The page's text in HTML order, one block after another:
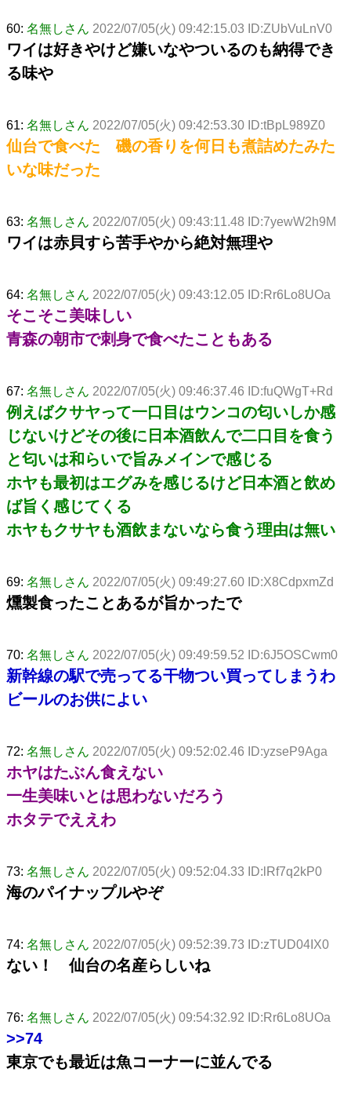
60: 名無しさん 2022/07/05(火) 09:42:15.03 ID:ZUbVuLnV0
ワイは好きやけど嫌いなやついるのも納得でき
る味や
61: 名無しさん 2022/07/05(火) 09:42:53.30 ID:tBpL989Z0
仙台で食べた 磯の香りを何日も煮詰めたみた
いな味だった
63: 名無しさん 2022/07/05(火) 09:43:11.48 ID:7yewW2h9M
ワイは赤貝すら苦手やから絶対無理や
64: 名無しさん 2022/07/05(火) 09:43:12.05 ID:Rr6Lo8UOa
そこそこ美味しい
青森の朝市で刺身で食べたこともある
67: 名無しさん 2022/07/05(火) 09:46:37.46 ID:fuQWgT+Rd
例えばクサヤって一口目はウンコの匂いしか感
じないけどその後に日本酒飲んで二口目を食う
と匂いは和らいで旨みメインで感じる
ホヤも最初はエグみを感じるけど日本酒と飲め
ば旨く感じてくる
ホヤもクサヤも酒飲まないなら食う理由は無い
69: 名無しさん 2022/07/05(火) 09:49:27.60 ID:X8CdpxmZd
燻製食ったことあるが旨かったで
70: 名無しさん 2022/07/05(火) 09:49:59.52 ID:6J5OSCwm0
新幹線の駅で売ってる干物つい買ってしまうわ
ビールのお供によい
72: 名無しさん 2022/07/05(火) 09:52:02.46 ID:yzseP9Aga
ホヤはたぶん食えない
一生美味いとは思わないだろう
ホタテでええわ
73: 名無しさん 2022/07/05(火) 09:52:04.33 ID:lRf7q2kP0
海のパイナップルやぞ
74: 名無しさん 2022/07/05(火) 09:52:39.73 ID:zTUD04IX0
ない！ 仙台の名産らしいね
76: 名無しさん 2022/07/05(火) 09:54:32.92 ID:Rr6Lo8UOa
>>74
東京でも最近は魚コーナーに並んでる